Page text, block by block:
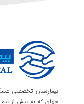
بیمارستان تخصصی
جهان که به بیش از